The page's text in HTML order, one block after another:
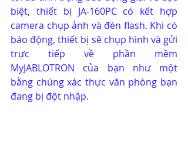
biệt, thiết bị JA-160PC có kết hợp
camera chụp ảnh và đèn flash. Khi có
báo động, thiết bị sẽ chụp hình và gửi
trực tiếp về phần mềm
MyJABLOTRON của bạn như một
bằng chúng xác thực văn phòng bạn
đang bị đột nhập.